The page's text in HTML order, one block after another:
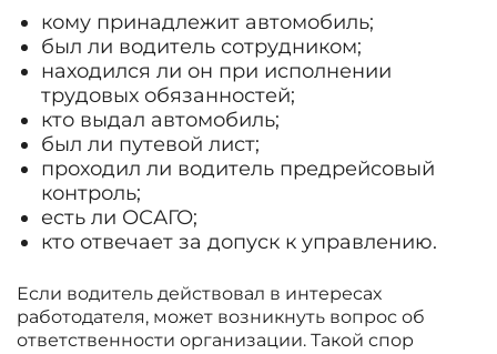
кому принадлежит автомобиль;
был ли водитель сотрудником;
находился ли он при исполнении
трудовых обязанностей;
кто выдал автомобиль;
был ли путевой лист;
проходил ли водитель предрейсовый
контроль;
есть ли ОСАГО;
кто отвечает за допуск к управлению.
Если водитель действовал в интересах
работодателя, может возникнуть вопрос об
ответственности организации. Такой спор